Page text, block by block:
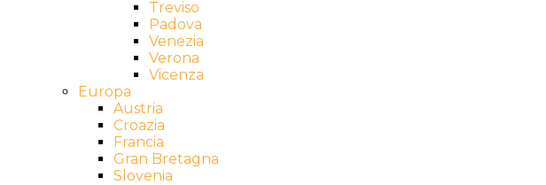
Treviso
Padova
Venezia
Verona
Vicenza
Europa
Austria
Croazia
Francia
Gran Bretagna
Slovenia